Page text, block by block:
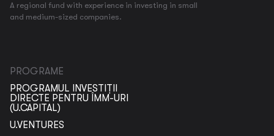
A regional fund with experience in investing in small
and medium-sized companies.
PROGRAME
PROGRAMUL INVESTIȚII
DIRECTE PENTRU ÎMM-URI
(U.CAPITAL)
U.VENTURES